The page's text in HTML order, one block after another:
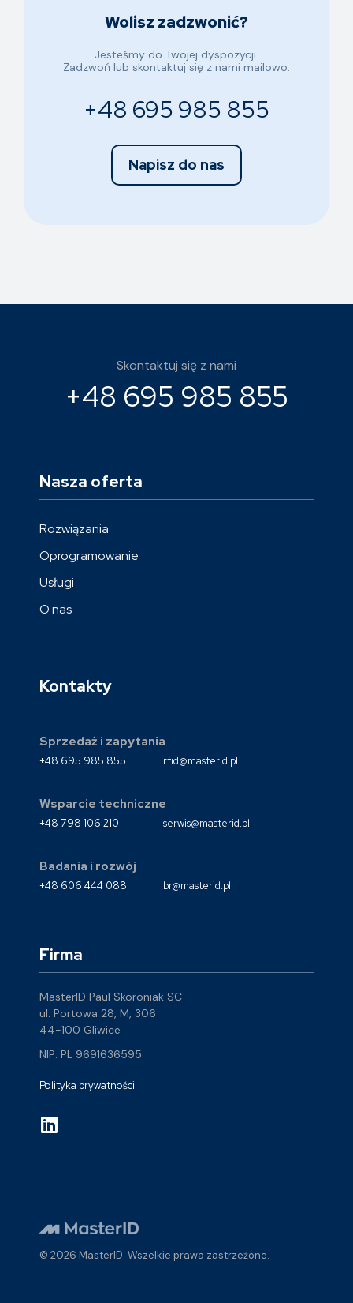
Wolisz zadzwonić?
Jesteśmy do Twojej dyspozycji.
Zadzwoń lub skontaktuj się z nami mailowo.
+48 695 985 855
Napisz do nas
Skontaktuj się z nami
+48 695 985 855
Nasza oferta
Rozwiązania
Oprogramowanie
Usługi
O nas
Kontakty
Sprzedaż i zapytania
+48 695 985 855 rfid@masterid.pl
Wsparcie techniczne
+48 798 106 210 serwis@masterid.pl
Badania i rozwój
+48 606 444 088 br@masterid.pl
Firma
MasterID Paul Skoroniak SC
ul. Portowa 28, M, 306
44-100 Gliwice
NIP: PL 9691636595
Polityka prywatności
i
n
n
© 2026 MasterID. Wszelkie prawa zastrzeżone.